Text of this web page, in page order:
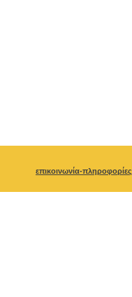
επικοινωνία-πληροφορίες